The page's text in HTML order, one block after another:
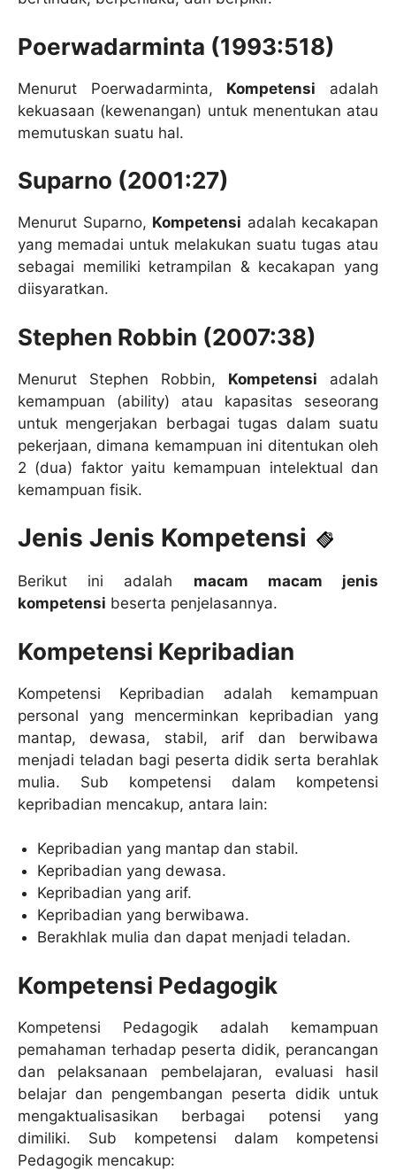
Poerwadarminta (1993:518)
Menurut Poerwadarminta, Kompetensi adalah
kekuasaan (kewenangan) untuk menentukan atau
memutuskan suatu hal.
Suparno (2001:27)
Menurut Suparno, Kompetensi adalah kecakapan
yang memadai untuk melakukan suatu tugas atau
sebagai memiliki ketrampilan & kecakapan yang
diisyaratkan.
Stephen Robbin (2007:38)
Menurut Stephen Robbin, Kompetensi adalah
kemampuan (ability) atau kapasitas seseorang
untuk mengerjakan berbagai tugas dalam suatu
pekerjaan, dimana kemampuan ini ditentukan oleh
2 (dua) faktor yaitu kemampuan intelektual dan
kemampuan fisik.
Jenis Jenis Kompetensi
Berikut ini adalah macam macam jenis
kompetensi beserta penjelasannya.
Kompetensi Kepribadian
Kompetensi Kepribadian adalah kemampuan
personal yang mencerminkan kepribadian yang
mantap, dewasa, stabil, arif dan berwibawa
menjadi teladan bagi peserta didik serta berahlak
mulia. Sub kompetensi dalam kompetensi
kepribadian mencakup, antara lain:
Kepribadian yang mantap dan stabil.
Kepribadian yang dewasa.
Kepribadian yang arif.
Kepribadian yang berwibawa.
Berakhlak mulia dan dapat menjadi teladan.
Kompetensi Pedagogik
Kompetensi Pedagogik adalah kemampuan
pemahaman terhadap peserta didik, perancangan
dan pelaksanaan pembelajaran, evaluasi hasil
belajar dan pengembangan peserta didik untuk
mengaktualisasikan berbagai potensi yang
dimiliki. Sub kompetensi dalam kompetensi
Pedagogik mencakup: